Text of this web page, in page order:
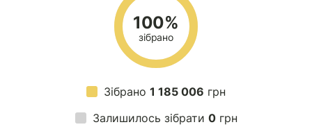
100%
зібрано
Зібрано 1 185 006 грн
Залишилось зібрати 0грн